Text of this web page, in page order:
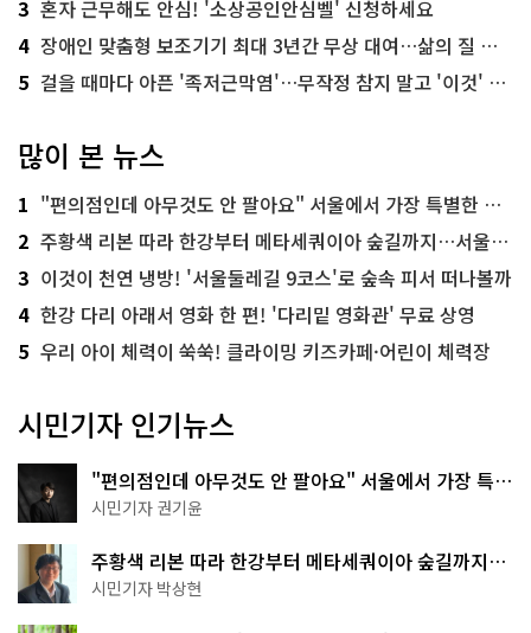
3 혼자 근무해도 안심! '소상공인안심벨' 신청하세요
4 장애인 맞춤형 보조기기 최대 3년간 무상 대여…삶의 질 높인다
5 걸을 때마다 아픈 '족저근막염'…무작정 참지 말고 '이것' 해보세요!
많이 본 뉴스
1 "편의점인데 아무것도 안 팔아요" 서울에서 가장 특별한 편의점의 정체
2 주황색 리본 따라 한강부터 메타세쿼이아 숲길까지…서울둘레길 15코스
3 이것이 천연 냉방! '서울둘레길 9코스'로 숲속 피서 떠나볼까
4 한강 다리 아래서 영화 한 편! '다리밑 영화관' 무료 상영
5 우리 아이 체력이 쑥쑥! 클라이밍 키즈카페·어린이 체력장
시민기자 인기뉴스
"편의점인데 아무것도 안 팔아요" 서울에서 가장 특별
한 편의점의 정체
시민기자 권기윤
주황색 리본 따라 한강부터 메타세쿼이아 숲길까지…
서울둘레길 15코스
시민기자 박상현